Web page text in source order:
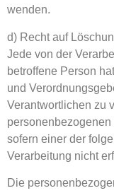
wenden.
d) Recht auf
Jede von der
betroffene Person
und
Verantwortlichen zu
sofern einer der
Verarbeitung nicht
Die